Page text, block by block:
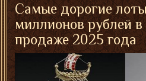
Самые дорогие
миллионов рублей
продаже 2025 года